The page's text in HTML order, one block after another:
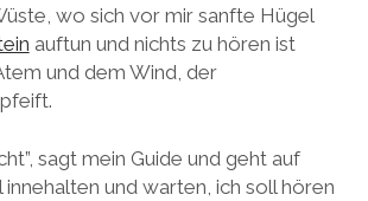
wo sich vor mir sanfte Hügel
auftun und nichts zu hören ist
und dem Wind, der
sagt mein Guide und geht auf
innehalten und warten, ich soll hören